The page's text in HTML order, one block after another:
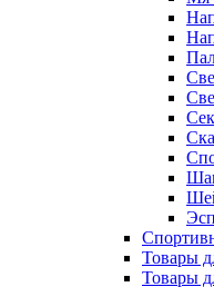
Товары
Товары